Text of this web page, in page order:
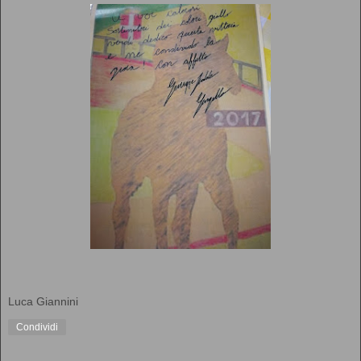
Luca Giannini
Condividi